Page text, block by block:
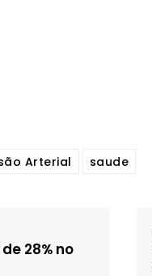
Arterial saude
28% no